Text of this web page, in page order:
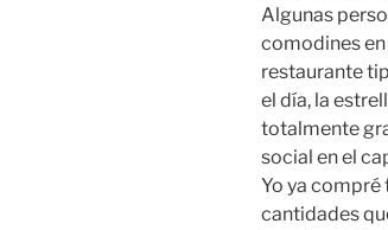
Algunas
comodines
restaurante
el día, la
totalmente
social en el
Yo ya compré
cantidades